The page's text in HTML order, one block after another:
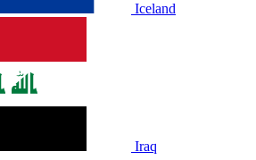
Iceland
Iraq